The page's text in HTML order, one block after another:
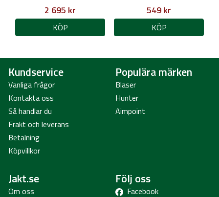
2 695 kr
KÖP
549 kr
KÖP
Kundservice
Vanliga frågor
Kontakta oss
Så handlar du
Frakt och leverans
Betalning
Köpvillkor
Populära märken
Blaser
Hunter
Aimpoint
Jakt.se
Om oss
Följ oss
Facebook